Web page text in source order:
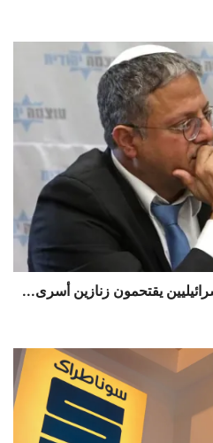
يقتحمون زنازين أسرى...